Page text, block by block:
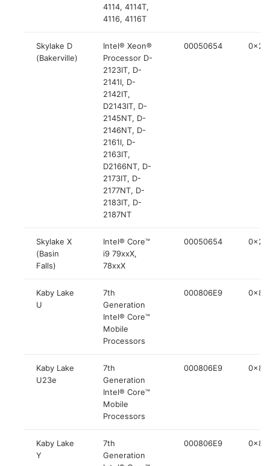
4114, 4114T,
4116, 4116T
Skylake D
(Bakerville)
Intel® Xeon®
Processor D-
2123IT, D-
2141I, D-
2142IT,
D2143IT, D-
2145NT, D-
2146NT, D-
2161I, D-
2163IT,
D2166NT, D-
2173IT, D-
2177NT, D-
2183IT, D-
2187NT
00050654
Skylake X
(Basin
Falls)
Intel® Core™
i9 79xxX,
78xxX
00050654
Kaby Lake
U
7th
Generation
Intel® Core™
Mobile
Processors
000806E9 0x84
Kaby Lake
U23e
7th
Generation
Intel® Core™
Mobile
Processors
000806E9 0x84
Kaby Lake
Y
7th
Generation
000806E9 0x84